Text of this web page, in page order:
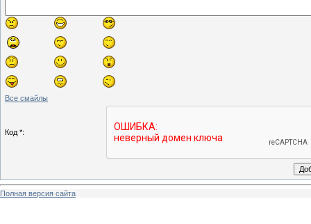
Все смайлы
Код *:
Полная версия сайта